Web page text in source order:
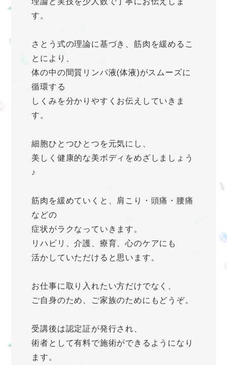
す。
さとう式の理論に基づき、筋肉を緩めるこ
とにより、
体の中の間質リンパ液(体液)がスムーズに
循環する
しくみを分かりやすくお伝えしていきま
す。
細胞ひとつひとつを元気にし、
美しく健康的な美ボディをめざしましょう
♪
筋肉を緩めていくと、肩こり・頭痛・腰痛
などの
症状がラクなっていきます。
リハビリ、介護、療育、心のケアにも
活かしていただけると思います。
お仕事に取り入れたい方だけでなく、
ご自身のため、ご家族のためにもどうぞ。
受講後は認定証が発行され、
術者として有料で施術ができるようになり
ます。